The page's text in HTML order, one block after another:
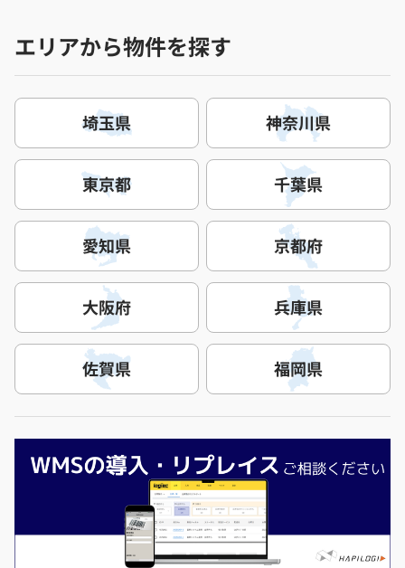
エリアから物件を探す
埼玉県 神奈川県
東京都 千葉県
愛知県 京都府
大阪府 兵庫県
佐賀県 福岡県